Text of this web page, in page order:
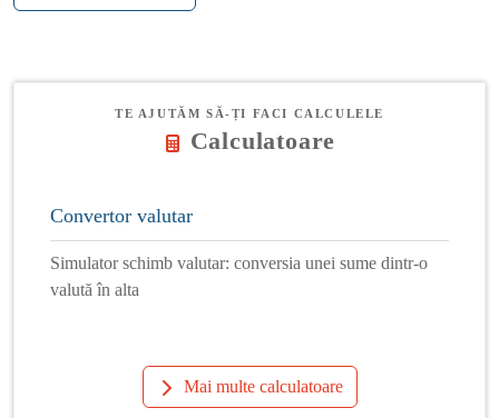
TE AJUTĂM SĂ-ȚI FACI CALCULELE
Calculatoare
Convertor valutar
Simulator schimb valutar: conversia unei sume dintr-o
valută în alta
Mai multe calculatoare